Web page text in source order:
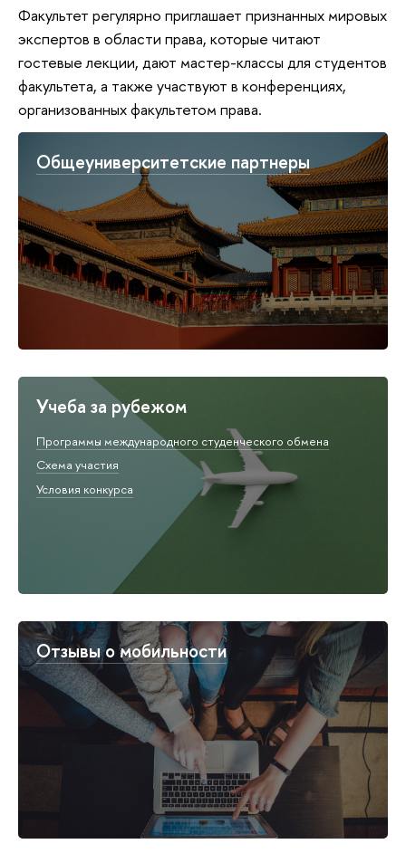
Факультет регулярно приглашает признанных мировых
экспертов в области права, которые читают
гостевые лекции, дают мастер-классы для студентов
факультета, а также участвуют в конференциях,
организованных факультетом права.
Общеуниверситетские партнеры
Учеба за рубежом
Программы международного студенческого обмена
Схема участия
Условия конкурса
Отзывы о мобильности